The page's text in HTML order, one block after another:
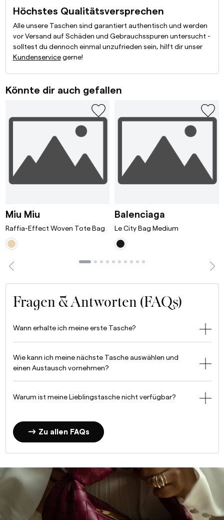
Höchstes Qualitätsversprechen
Alle unsere Taschen sind garantiert authentisch und werden
vor Versand auf Schäden und Gebrauchsspuren untersucht -
solltest du dennoch einmal unzufrieden sein, hilft dir unser
Kundenservicegerne!
Könnte dir auch gefallen
Bordeaux
Miu MiuRaffia-Effect Woven Tote Bag White/
Raffia-Effect Woven Tote Bag
Balenciaga
Le City Bag Medium
Fragen & Antworten (FAQs)
Wann erhalte ich meine erste Tasche?
Wie kann ich meine nächste Tasche auswählen und
einen Austausch vornehmen?
Warum ist meine Lieblingstasche nicht verfügbar?
Zu allen FAQs